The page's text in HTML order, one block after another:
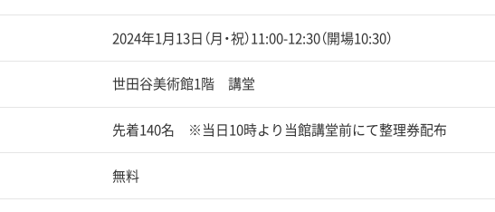
2024年1月13日（月・祝）11:00-12:30（開場10:30）
世田谷美術館1階 講堂
先着140名 ※当日10時より当館講堂前にて整理券配布
無料